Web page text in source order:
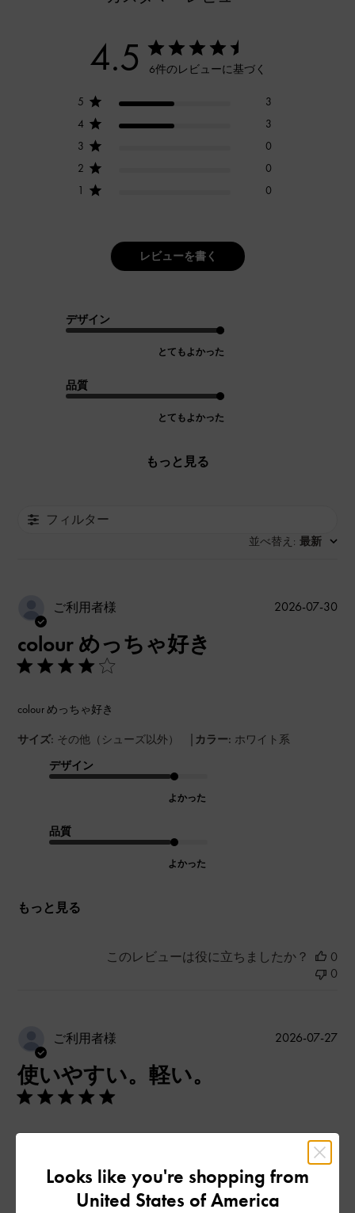
4.5 6件のレビューに基づく
5
3
4
3
3
0
2
0
1
0
レビューを書く
デザイン
とてもよかった
品質
とてもよかった
もっと見る
フィルター
並べ替え : 最新
ご利用者様
colour めっちゃ好き
colour めっちゃ好き
サイズ: その他（シューズ以外） | カラー: ホワイト系
デザイン
よかった
品質
よかった
もっと見る
公
2026-07-30
このレビューは役に立ちましたか？
0
0
ご利用者様
使いやすい。軽い。
サイズ: 36/23cm |
ホワイト系
デザイン
公
2026-07-27
Looks like you're shopping from
United States of America